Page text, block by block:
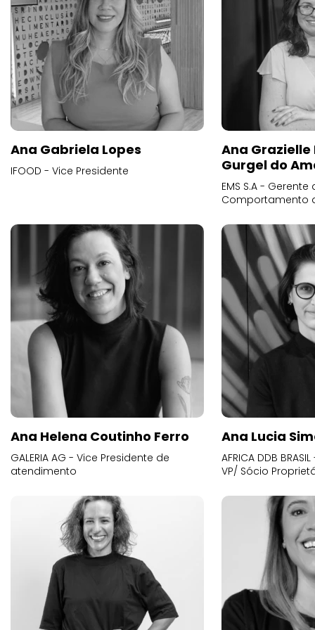
Ana Gabriela Lopes
IFOOD - Vice Presidente
Ana
Gurgel do
EMS S.A -
Comportamento
Ana Helena Coutinho Ferro
GALERIA AG - Vice Presidente de
atendimento
Ana Lucia
AFRICA DDB
VP/ Sócio